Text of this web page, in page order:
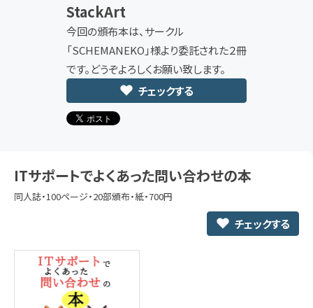
StackArt
今回の頒布本は、サークル
「SCHEMANEKO」様より委託された２冊
です。どうぞよろしくお願い致します。
チェックする
ITサポートでよくあった問い合わせの本
同人誌・100ページ・20部頒布・紙・700円
チェックする